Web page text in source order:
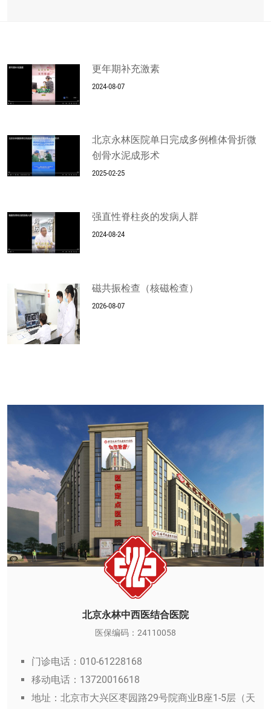
更年期补充激素
2024-08-07
北京永林医院单日完成多例椎体骨折微
创骨水泥成形术
2025-02-25
强直性脊柱炎的发病人群
2024-08-24
磁共振检查（核磁检查）
2026-08-07
北京永林中西医结合医院
医保编码：24110058
门诊电话：010-61228168
移动电话：13720016618
地址：北京市大兴区枣园路29号院商业B座1-5层（天